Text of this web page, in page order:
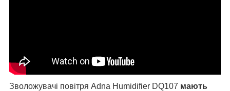
Зволожувачі повітря Adna Humidifier DQ107 мають